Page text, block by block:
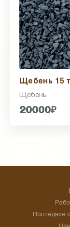
Щебень 15
Щебень
20000₽
Последние